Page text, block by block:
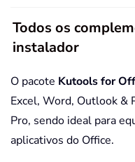
Todos os
instalador
O pacote Kutools for
Excel, Word, Outlook &
Pro, sendo ideal para
aplicativos do Office.